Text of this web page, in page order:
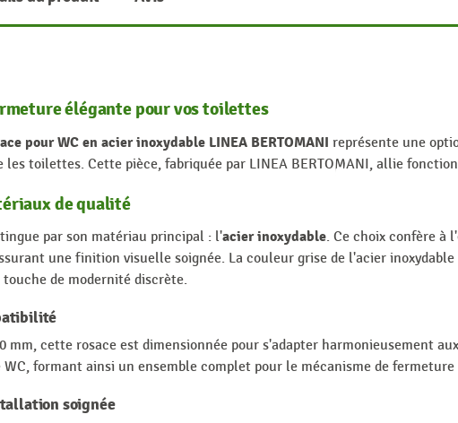
élégante pour vos toilettes
pour WC en acier inoxydable LINEA BERTOMANI représente une
les toilettes. Cette pièce, fabriquée par LINEA BERTOMANI, allie
de qualité
par son matériau principal : l'acier inoxydable. Ce choix confère à
une finition visuelle soignée. La couleur grise de l'acier
de modernité discrète.
mm, cette rosace est dimensionnée pour s'adapter harmonieusement
WC, formant ainsi un ensemble complet pour le mécanisme de
soignée